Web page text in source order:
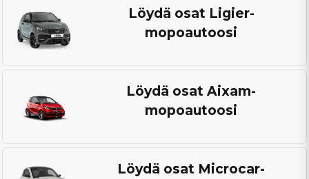
Osta
edullisesti
verkosta
Löydä osat Ligier-
mopoautoosi
Löydä osat Aixam-
mopoautoosi
Löydä osat Microcar-